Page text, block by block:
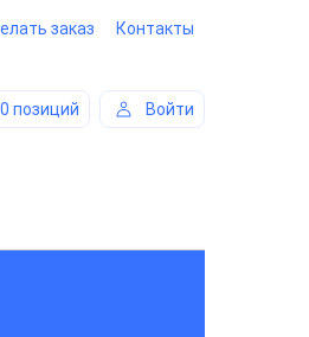
заказ Контакты
0 позиций Войти